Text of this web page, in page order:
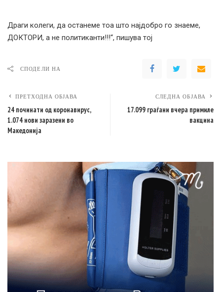
Драги колеги, да останеме тоа што најдобро го знаеме,
ДОКТОРИ, а не политиканти!!!“, пишува тој
СПОДЕЛИ НА
ПРЕТХОДНА ОБЈАВА
24 починати од коронавирус,
1.074 нови заразени во
Македонија
СЛЕДНА ОБЈАВА
17.099 граѓани вчера примиле
вакцина